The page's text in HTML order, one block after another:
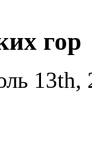
гор
13th,